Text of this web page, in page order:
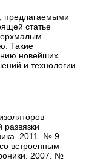
предлагаемыми
статье
Такие
новейших
и технологии
2011. № 9.
встроенным
2007. №